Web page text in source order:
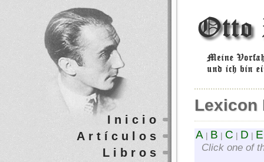
Lexicon
A B C D E
Click one of
Inicio
Artículos
Libros